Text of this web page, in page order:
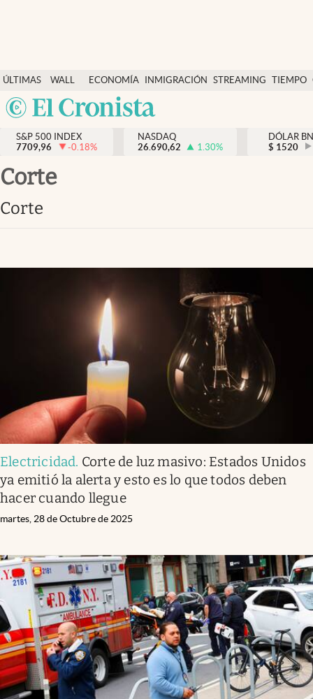
ÚLTIMAS
NOTICIAS
WALL
STREET
Y
DÓLAR
ECONOMÍA INMIGRACIÓN STREAMING TIEMPO
México
Finanzas y economía
Wall Street y dólar
Inmigración
Tiempo
Ciencia y salud
Streaming
S&P 500 INDEX
7709,96
-0.18%
NASDAQ
26.690,62
1.30%
DÓLAR
$ 1520
corte
corte
Electricidad. Corte de luz masivo: Estados Unidos
ya emitió la alerta y esto es lo que todos deben
hacer cuando llegue
martes, 28 de Octubre de 2025